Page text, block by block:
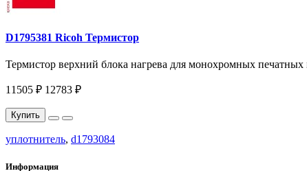
D1795381 Ricoh Термистор
Термистор верхний блока нагрева для монохромных
11505 ₽ 12783 ₽
Купить
уплотнитель, d1793084
Информация